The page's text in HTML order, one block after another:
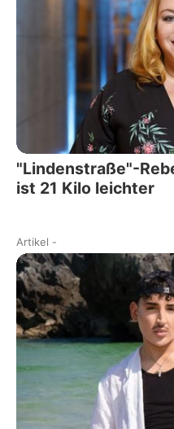
"Lindenstraße"-
ist 21 Kilo leichter
Artikel -